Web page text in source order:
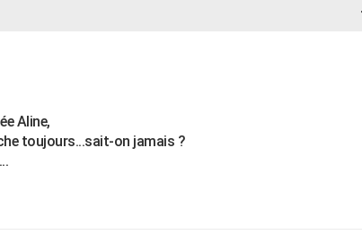
Aline,
toujours...sait-on jamais ?